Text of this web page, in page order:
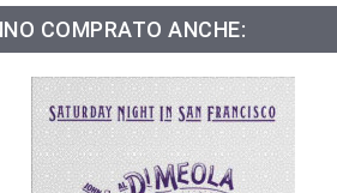
COMPRATO ANCHE: